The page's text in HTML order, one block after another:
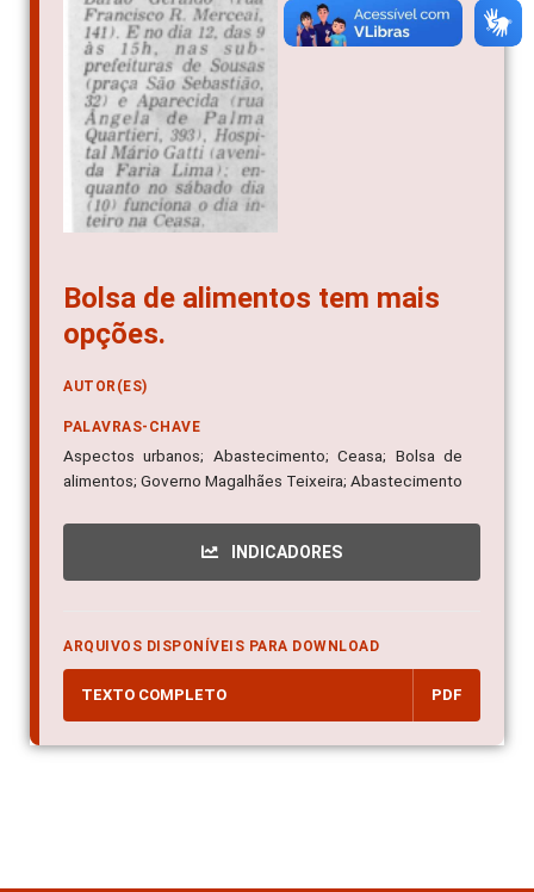
Bolsa de alimentos tem mais
opções.
AUTOR(ES)
PALAVRAS-CHAVE
Aspectos urbanos; Abastecimento; Ceasa; Bolsa de
alimentos; Governo Magalhães Teixeira; Abastecimento
INDICADORES
ARQUIVOS DISPONÍVEIS PARA DOWNLOAD
TEXTO COMPLETO PDF